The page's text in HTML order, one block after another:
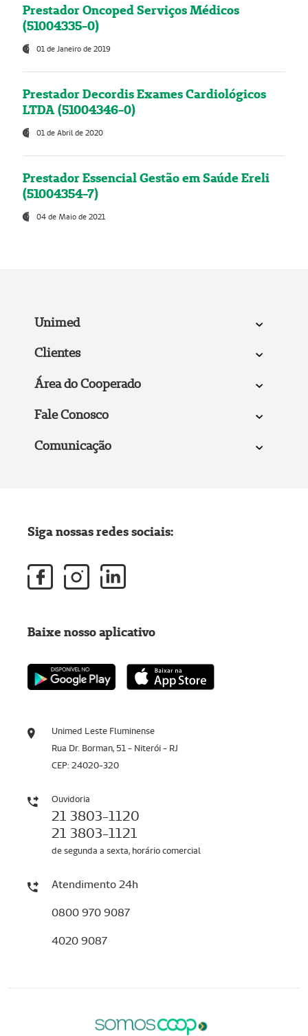
Prestador Oncoped Serviços Médicos
(51004335-0)
01 de Janeiro de 2019
Prestador Decordis Exames Cardiológicos
LTDA (51004346-0)
01 de Abril de 2020
Prestador Essencial Gestão em Saúde Ereli
(51004354-7)
04 de Maio de 2021
Unimed
Clientes
Área do Cooperado
Fale Conosco
Comunicação
Unimed Leste Fluminense
Rua Dr. Borman, 51 - Niterói - RJ
CEP: 24020-320
Ouvidoria
21 3803-1120
21 3803-1121
de segunda a sexta, horário comercial
Atendimento 24h
0800 970 9087
4020 9087
Siga nossas redes sociais:
Baixe nosso aplicativo